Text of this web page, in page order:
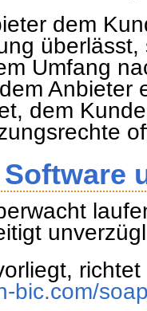
dem
Umfang
Anbieter
dem
bic.com/